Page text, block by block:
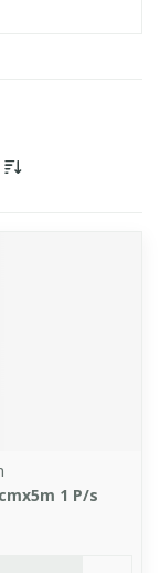
1 P/s